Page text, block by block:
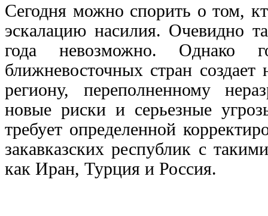
Сегодня можно спорить о том,
эскалацию насилия. Очевидно
года невозможно. Однако
ближневосточных стран
региону, переполненному
новые риски и серьезные
требует определенной
закавказских республик с
как Иран, Турция и Россия.